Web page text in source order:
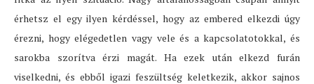
érhetsz el egy ilyen kérdéssel, hogy az embered elkezdi úgy
érezni, hogy elégedetlen vagy vele és a kapcsolatotokkal, és
sarokba szorítva érzi magát. Ha ezek után elkezd furán
viselkedni, és ebből igazi feszültség keletkezik, akkor sajnos